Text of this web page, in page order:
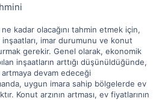
ne kadar olacağını tahmin etmek için,
imar durumunu ve konut
gerekir. Genel olarak, ekonomik
inşaatların arttığı düşünüldüğünde,
artmaya devam edeceği
uygun imara sahip bölgelerde ev
Konut arzının artması, ev fiyatlarının